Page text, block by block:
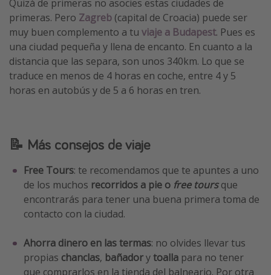
Quizá de primeras no asocies estas ciudades de
primeras. Pero Zagreb (capital de Croacia) puede ser
muy buen complemento a tu viaje a Budapest. Pues es
una ciudad pequeña y llena de encanto. En cuanto a la
distancia que las separa, son unos 340km. Lo que se
traduce en menos de 4 horas en coche, entre 4 y 5
horas en autobús y de 5 a 6 horas en tren.
📝 Más consejos de viaje
Free Tours: te recomendamos que te apuntes a uno
de los muchos recorridos a pie o free toursque
encontrarás para tener una buena primera toma de
contacto con la ciudad.
Ahorra dinero en las termas: no olvides llevar tus
propias chanclas, bañadorytoalla para no tener
que comprarlos en la tienda del balneario. Por otra